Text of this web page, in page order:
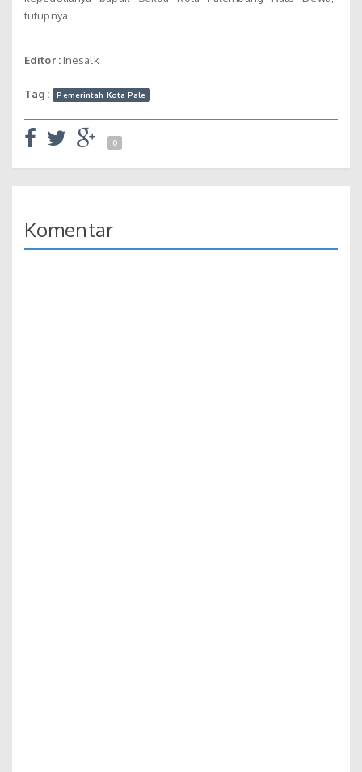
tutupnya.
Editor :Inesalk
Tag : Pemerintah Kota Pale
0
Komentar